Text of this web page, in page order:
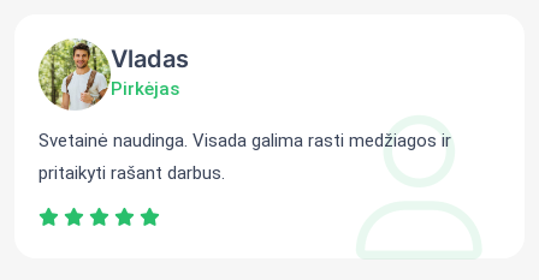
Vladas
Pirkėjas
Svetainė naudinga. Visada galima rasti medžiagos ir
pritaikyti rašant darbus.